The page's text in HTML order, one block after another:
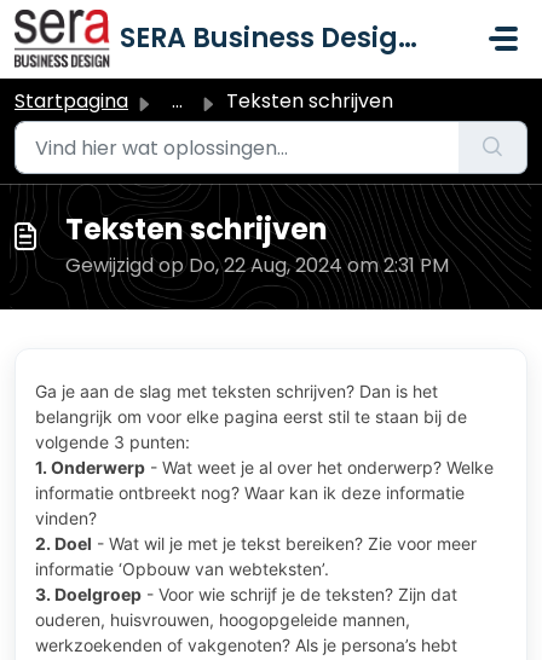
Doorgaan naar hoofdinhoud
SERA Business Design B.V.
Startpagina ... Teksten schrijven
Teksten schrijven
Gewijzigd op Do, 22 Aug, 2024 om 2:31 PM
Ga je aan de slag met teksten schrijven? Dan is het
belangrijk om voor elke pagina eerst stil te staan bij de
volgende 3 punten:
1. Onderwerp - Wat weet je al over het onderwerp? Welke
informatie ontbreekt nog? Waar kan ik deze informatie
vinden?
2. Doel - Wat wil je met je tekst bereiken? Zie voor meer
informatie ‘Opbouw van webteksten’.
3. Doelgroep - Voor wie schrijf je de teksten? Zijn dat
ouderen, huisvrouwen, hoogopgeleide mannen,
werkzoekenden of vakgenoten? Als je persona’s hebt